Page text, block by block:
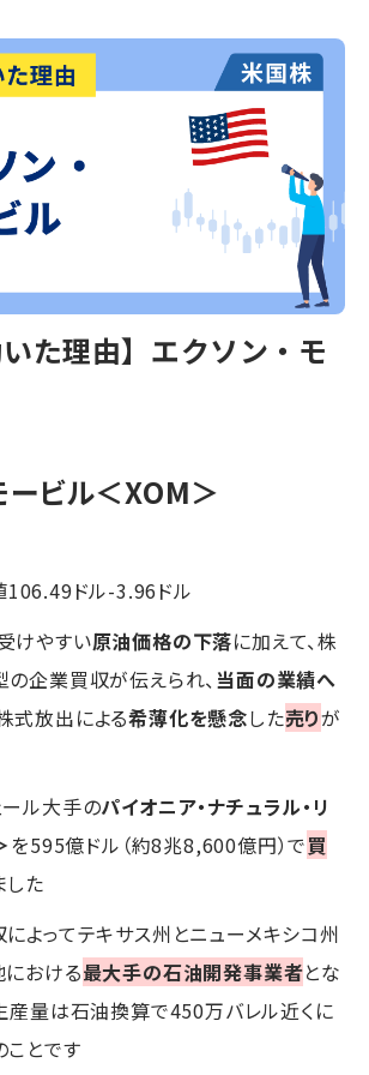
いた理由】エクソン・モ
ービル＜XOM＞
ドル-3.96ドル
けやすい原油価格の下落に加えて、株
企業買収が伝えられ、 当面の業績へ
式放出による希薄化を懸念した売りが
ル大手のパイオニア・ナチュラル・リ
を595億ドル（約8兆8,600億円）で買
した
よってテキサス州とニューメキシコ州
おける最大手の石油開発事業者とな
産量は石油換算で450万バレル近くに
とです